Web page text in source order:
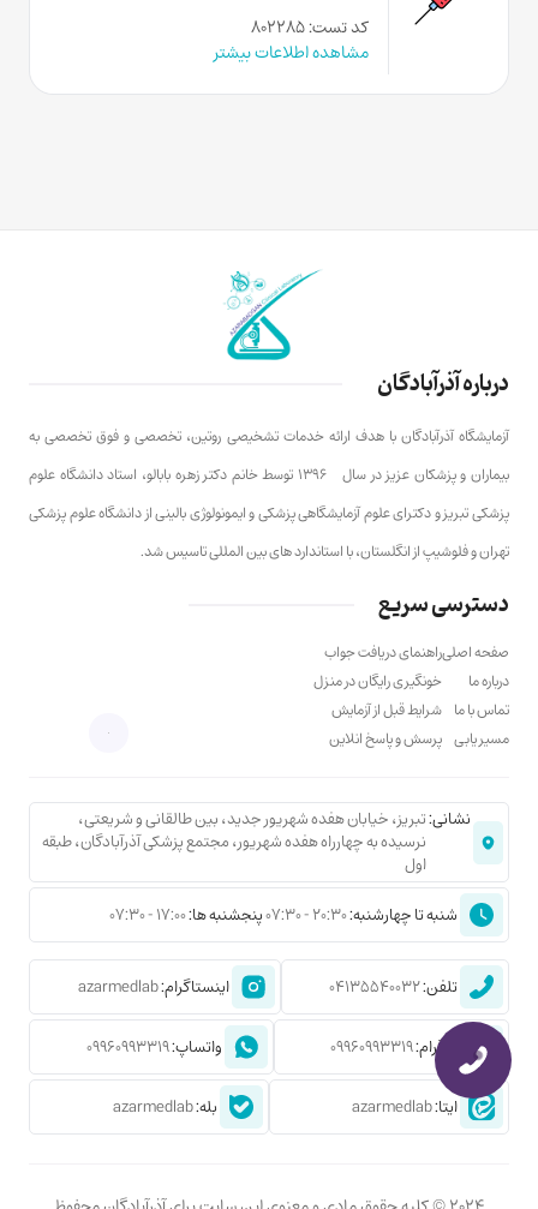
کد تست: ۸۰۲۲۸۵
مشاهده اطلاعات بیشتر
درباره آذرآبادگان
آزمایشگاه آذرآبادگان با هدف ارائه خدمات تشخیصی روتین، تخصصی و فوق تخصصی به
بیماران و پزشکان عزیز در سال ۱۳۹۶ توسط خانم دکتر زهره بابالو، استاد دانشگاه علوم
پزشکی تبریز و دکترای علوم آزمایشگاهی پزشکی و ایمونولوژی بالینی از دانشگاه علوم پزشکی
تهران و فلوشیپ از انگلستان، با استاندارد های بین المللی تاسیس شد.
دسترسی سریع
صفحه اصلی
درباره ما
تماس با ما
مسیر یابی
راهنمای دریافت جواب
خونگیری رایگان در منزل
شرایط قبل از آزمایش
پرسش و پاسخ انلاین
نشانی:تبریز، خیابان هفده شهریور جدید، بین طالقانی و شریعتی،
نرسیده به چهارراه هفده شهریور، مجتمع پزشکی آذرآبادگان، طبقه
اول
شنبه تا چهارشنبه:20:30 - 07:30 پنجشنبه ها:17:00 - 07:30
تلفن:04135540032 اینستاگرام:azarmedlab
تلگرام:09960993319 واتساپ:09960993319
ایتا:azarmedlab بله:azarmedlab